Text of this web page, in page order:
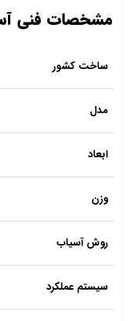
مشخصات فنی
ساخت کشور
مدل
ابعاد
وزن
روش آسیاب
سیستم عملکرد